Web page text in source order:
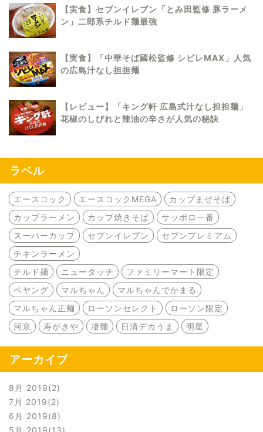
【実食】セブンイレブン「とみ田監修 豚ラーメ
ン」二郎系チルド麺最強
【実食】「中華そば國松監修 シビレMAX」人気
の広島汁なし担担麺
【レビュー】「キング軒 広島式汁なし担担麺」
花椒のしびれと辣油の辛さが人気の秘訣
ラベル
エースコック エースコックMEGA
カップまぜそば
カップラーメン
カップ焼きそば
サッポロ一番
スーパーカップ
セブンイレブン
セブンプレミアム
チキンラーメン
チルド麺
ニュータッチ
ファミリーマート限定
ペヤング
マルちゃん
マルちゃんでかまる
マルちゃん正麺
ローソンセレクト
ローソン限定
河京
寿がきや 凄麺 日清デカうま 明星
アーカイブ
8月 2019 2
7月 2019 2
6月 2019 8
5月 2019 13